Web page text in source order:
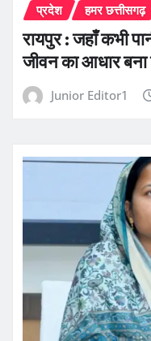
प्रदेश हमर छत्तीसगढ़
रायपुर : जहाँ कभी
जीवन का आधार
Junior Editor1